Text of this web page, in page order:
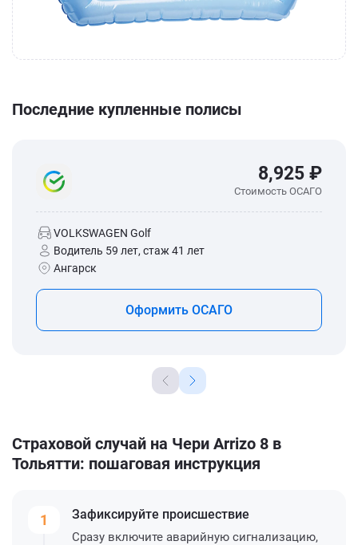
Последние купленные полисы
8,925 ₽
Стоимость ОСАГО
VOLKSWAGEN Golf
Водитель 59 лет, стаж 41 лет
Ангарск
Оформить ОСАГО
Страховой случай на Чери Arrizo 8 в
Тольятти: пошаговая инструкция
1 Зафиксируйте происшествие
Сразу включите аварийную сигнализацию,